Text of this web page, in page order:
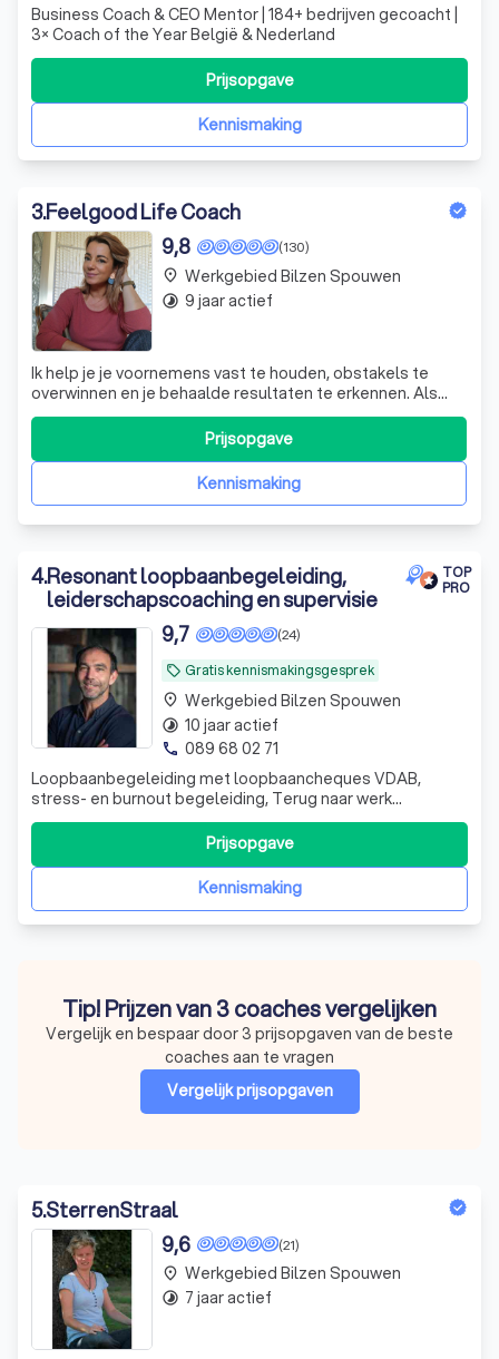
Business Coach & CEO Mentor | 184+ bedrijven gecoacht |
3× Coach of the Year België & Nederland
Kennismaking
Prijsopgave
3.Feelgood Life Coach
(130)
9,8
Ik help je je voornemens vast te houden, obstakels te
overwinnen en je behaalde resultaten te erkennen. Als
coach stimuleer ik je actief aan de slag te gaan om je
doelstellingen te realiseren.
Kennismaking
Prijsopgave
place Werkgebied Bilzen Spouwen
timelapse 9 jaar actief
4.Resonant loopbaanbegeleiding,
leiderschapscoaching en supervisie
TOP
PRO
local_offer Gratis kennismakingsgesprek
(24)
9,7
Loopbaanbegeleiding met loopbaancheques VDAB,
stress- en burnout begeleiding, Terug naar werk
begeleider RIZIV, supervisie en leiderschapscoaching,
Kennismaking
Prijsopgave
place Werkgebied Bilzen Spouwen
timelapse 10 jaar actief
phone 089 68 02 71
Tip! Prijzen van 3 coaches vergelijken
Vergelijk en bespaar door 3 prijsopgaven van de beste
coaches aan te vragen
Vergelijk prijsopgaven
5.SterrenStraal
(21)
9,6
place Werkgebied Bilzen Spouwen
timelapse 7 jaar actief